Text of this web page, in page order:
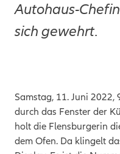
Autohaus-
sich gewehrt.
Samstag, 11. Juni
durch das Fenster der
holt die Flensburgerin
dem Ofen. Da klingelt